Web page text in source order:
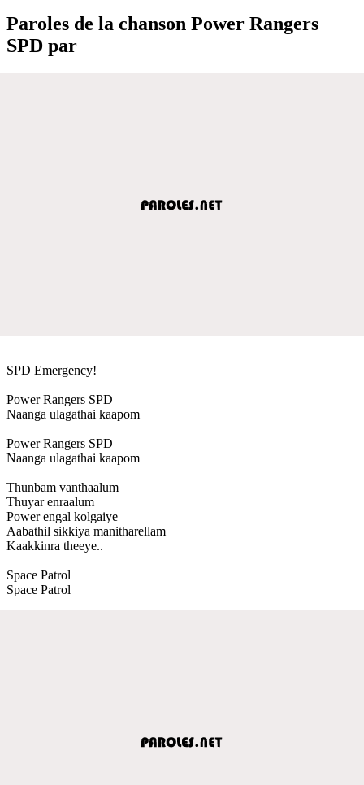
Paroles de la chanson Power Rangers
SPD par
SPD Emergency!
Power Rangers SPD
Naanga ulagathai kaapom
Power Rangers SPD
Naanga ulagathai kaapom
Thunbam vanthaalum
Thuyar enraalum
Power engal kolgaiye
Aabathil sikkiya manitharellam
Kaakkinra theeye..
Space Patrol
Space Patrol